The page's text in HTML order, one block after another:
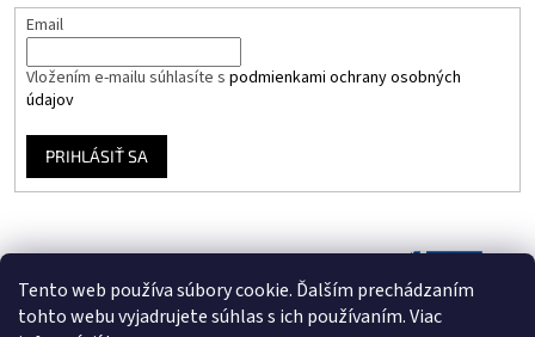
Tento web používa súbory cookie. Ďalším prechádzaním
tohto webu vyjadrujete súhlas s ich používaním. Viac
Email
Vložením e-mailu súhlasíte s podmienkami ochrany osobných
údajov
PRIHLÁSIŤ SA